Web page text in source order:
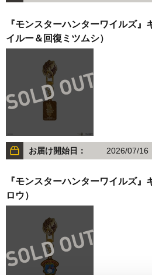
『モンスターハンターワイルズ
イルー＆回復ミツムシ）
お届け開始日： 2026/07/16
『モンスターハンターワイルズ
ロウ）